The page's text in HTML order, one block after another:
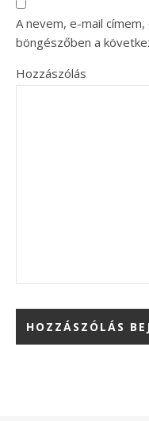
A nevem, e-mail
böngészőben a
Hozzászólás